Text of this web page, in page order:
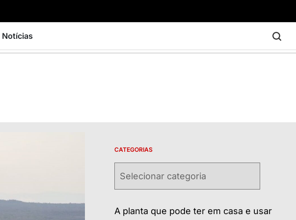
Notícias
CATEGORIAS
A planta que pode ter em casa e usar